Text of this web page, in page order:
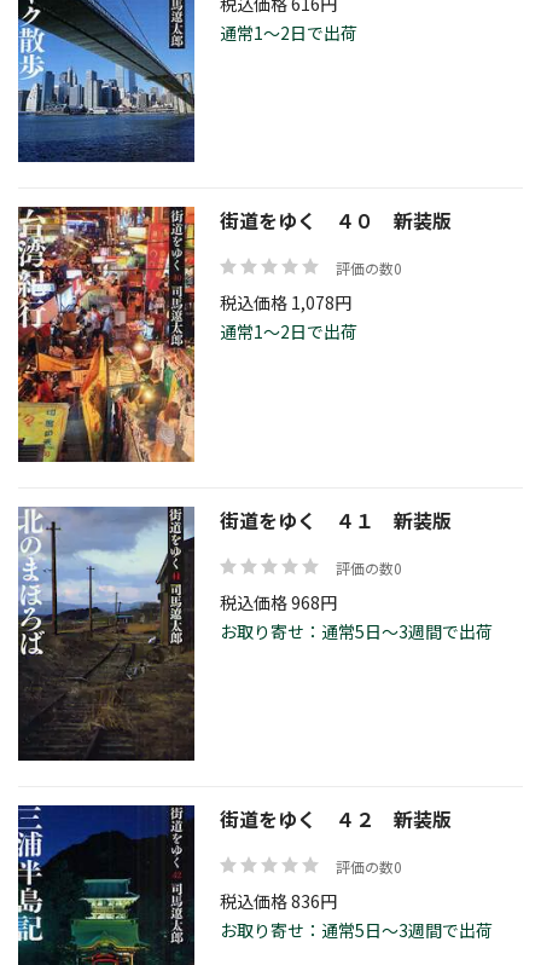
通常1～2日で出荷
街道をゆく ４０ 新装版
評価の数0
税込価格 1,078円
通常1～2日で出荷
街道をゆく ４１ 新装版
評価の数0
税込価格 968円
お取り寄せ：通常5日～3週間で出荷
街道をゆく ４２ 新装版
評価の数0
税込価格 836円
お取り寄せ：通常5日～3週間で出荷